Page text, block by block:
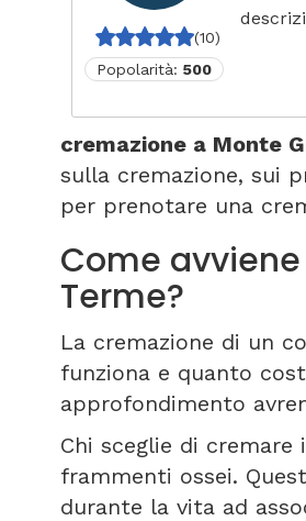
(10)
Popolarità: 500
cremazione a Monte
sulla cremazione, sui
per prenotare una
Come
Terme?
La cremazione di un
funziona e quanto
approfondimento
Chi sceglie di
frammenti ossei.
durante la vita ad